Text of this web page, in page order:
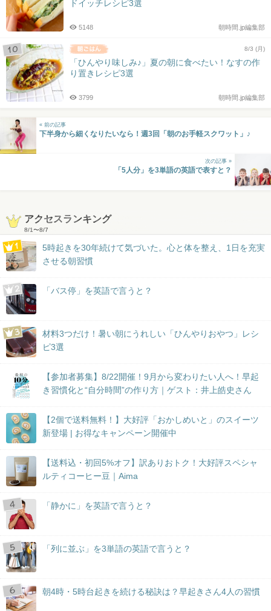
ドイッチレシピ3選
朝時間.jp編集部
5148
8/3 (月)
「ひんやり味しみ♪」夏の朝に食べたい！なすの作
り置きレシピ3選
朝時間.jp編集部
3799
« 前の記事
下半身から細くなりたいなら！週3回「朝のお手軽スクワット」♪
次の記事 »
「5人分」を3単語の英語で表すと？
アクセスランキング
8/1〜8/7
5時起きを30年続けて気づいた。心と体を整え、1日を充実
させる朝習慣
「バス停」を英語で言うと？
材料3つだけ！暑い朝にうれしい「ひんやりおやつ」レシ
ピ3選
【参加者募集】8/22開催！9月から変わりたい人へ！早起
き習慣化と“自分時間”の作り方｜ゲスト：井上皓史さん
【2個で送料無料！】大好評「おかしめいと」のスイーツ
新登場 | お得なキャンペーン開催中
【送料込・初回5%オフ】訳ありおトク！大好評スペシャ
ルティコーヒー豆｜Aima
「静かに」を英語で言うと？
「列に並ぶ」を3単語の英語で言うと？
朝4時・5時台起きを続ける秘訣は？早起きさん4人の習慣